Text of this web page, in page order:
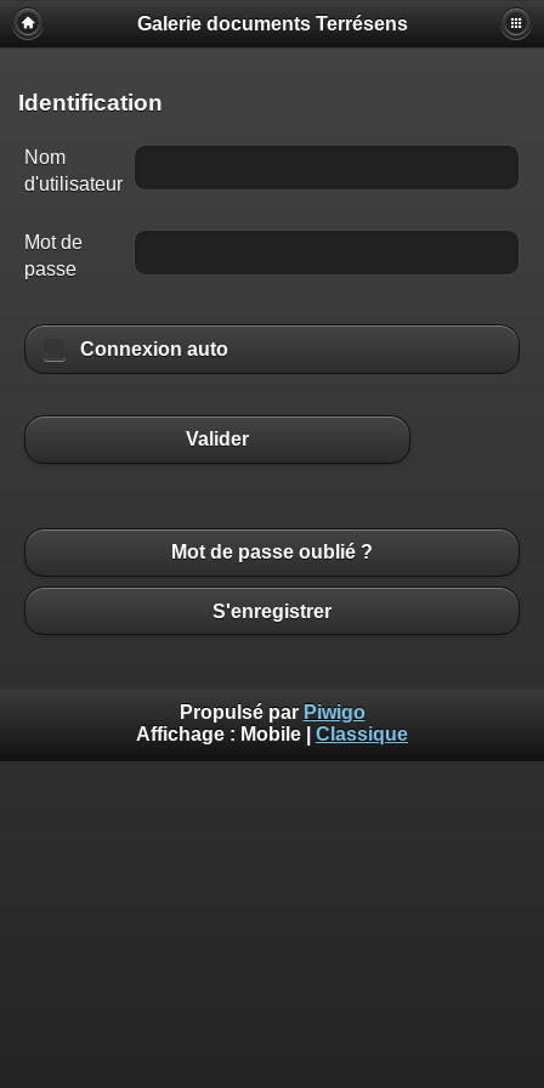
Galerie documents Terrésens
Identification
Nom
d'utilisateur
Mot de
passe
Connexion auto
Valider
Mot de passe oublié ?
S'enregistrer
Propulsé par Piwigo
Affichage : Mobile Classique